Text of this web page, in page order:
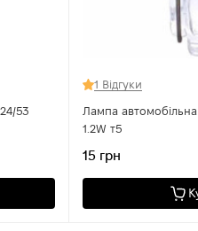
53
1 Відгуки
Лампа автомобільна
1.2W т5
15 грн